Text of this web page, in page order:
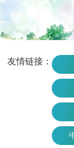
友情链接：